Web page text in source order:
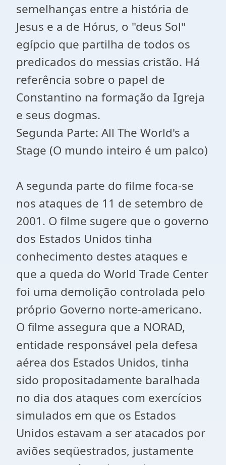
semelhanças entre a história de
Jesus e a de Hórus, o "deus Sol"
egípcio que partilha de todos os
predicados do messias cristão. Há
referência sobre o papel de
Constantino na formação da Igreja
e seus dogmas.
Segunda Parte: All The World's a
Stage (O mundo inteiro é um palco)
A segunda parte do filme foca-se
nos ataques de 11 de setembro de
2001. O filme sugere que o governo
dos Estados Unidos tinha
conhecimento destes ataques e
que a queda do World Trade Center
foi uma demolição controlada pelo
próprio Governo norte-americano.
O filme assegura que a NORAD,
entidade responsável pela defesa
aérea dos Estados Unidos, tinha
sido propositadamente baralhada
no dia dos ataques com exercícios
simulados em que os Estados
Unidos estavam a ser atacados por
aviões seqüestrados, justamente